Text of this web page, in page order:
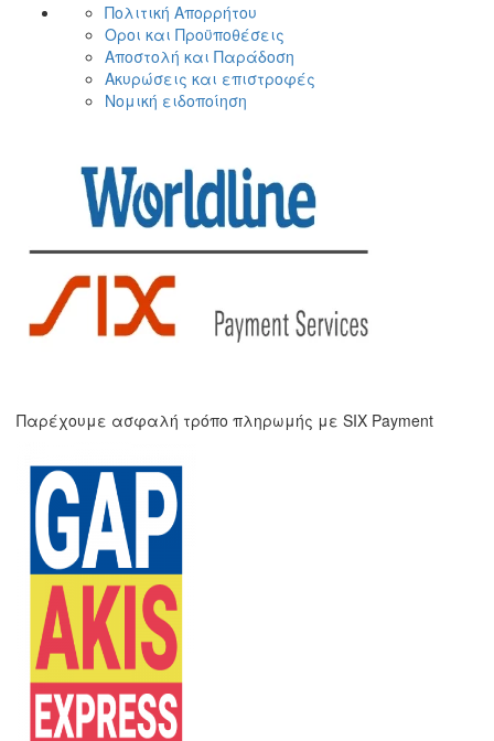
Πολιτική Απορρήτου
Οροι και Προϋποθέσεις
Αποστολή και Παράδοση
Ακυρώσεις και επιστροφές
Νομική ειδοποίηση
Παρέχουμε ασφαλή τρόπο πληρωμής με SIX Payment